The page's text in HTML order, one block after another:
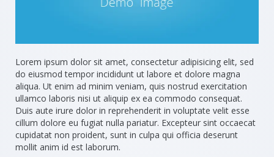
Lorem ipsum dolor sit amet, consectetur adipisicing elit, sed
do eiusmod tempor incididunt ut labore et dolore magna
aliqua. Ut enim ad minim veniam, quis nostrud exercitation
ullamco laboris nisi ut aliquip ex ea commodo consequat.
Duis aute irure dolor in reprehenderit in voluptate velit esse
cillum dolore eu fugiat nulla pariatur. Excepteur sint occaecat
cupidatat non proident, sunt in culpa qui officia deserunt
mollit anim id est laborum.